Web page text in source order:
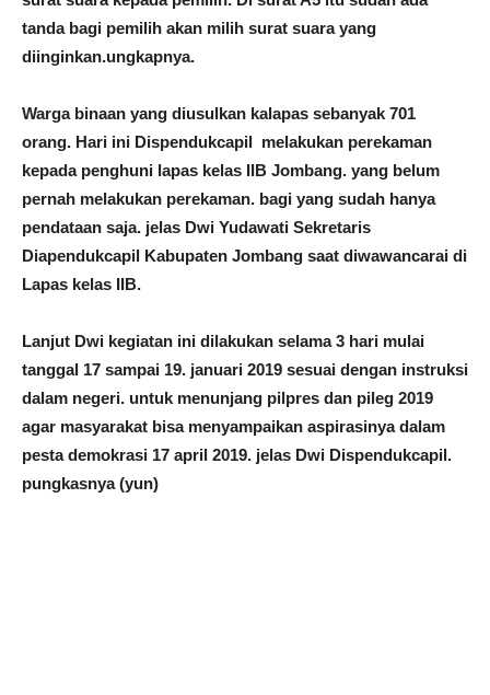
tanda bagi pemilih akan milih surat suara yang
diinginkan.ungkapnya.
Warga binaan yang diusulkan kalapas sebanyak 701
orang. Hari ini Dispendukcapil melakukan perekaman
kepada penghuni lapas kelas IIB Jombang. yang belum
pernah melakukan perekaman. bagi yang sudah hanya
pendataan saja. jelas Dwi Yudawati Sekretaris
Diapendukcapil Kabupaten Jombang saat diwawancarai di
Lapas kelas IIB.
Lanjut Dwi kegiatan ini dilakukan selama 3 hari mulai
tanggal 17 sampai 19. januari 2019 sesuai dengan instruksi
dalam negeri. untuk menunjang pilpres dan pileg 2019
agar masyarakat bisa menyampaikan aspirasinya dalam
pesta demokrasi 17 april 2019. jelas Dwi Dispendukcapil.
pungkasnya (yun)